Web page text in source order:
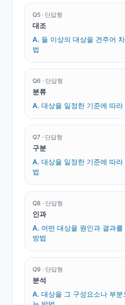
Q5 · 단답형
대조
A. 둘 이상의 대상을 견주어
법
Q6 · 단답형
분류
A. 대상을 일정한 기준에 따
Q7 · 단답형
구분
A. 대상을 일정한 기준에 따
법
Q8 · 단답형
인과
A. 어떤 대상을 원인과 결과
방법
Q9 · 단답형
분석
A. 대상을 그 구성요소나 부